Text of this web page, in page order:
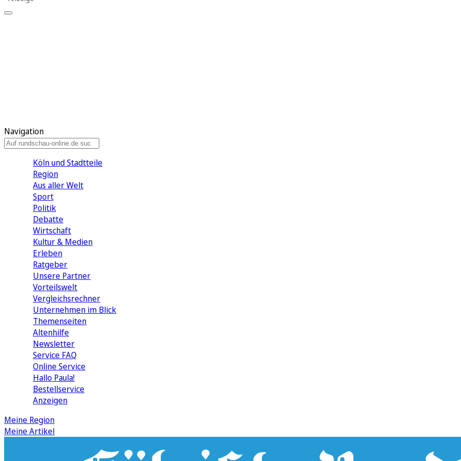
Navigation
Köln und Stadtteile
Region
Aus aller Welt
Sport
Politik
Debatte
Wirtschaft
Kultur & Medien
Erleben
Ratgeber
Unsere Partner
Vorteilswelt
Vergleichsrechner
Unternehmen im Blick
Themenseiten
Altenhilfe
Newsletter
Service FAQ
Online Service
Hallo Paula!
Bestellservice
Anzeigen
Meine Region
Meine Artikel